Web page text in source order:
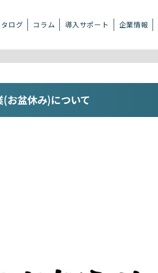
ログ コラム 導入サポート 企業情報
(お盆休み)について